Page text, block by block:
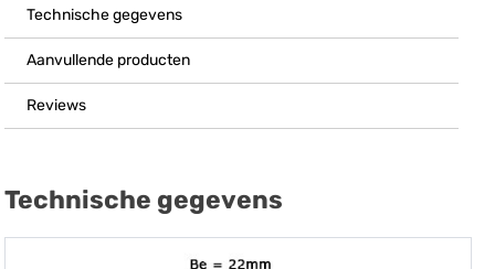
Technische gegevens
Aanvullende producten
Reviews
Technische gegevens